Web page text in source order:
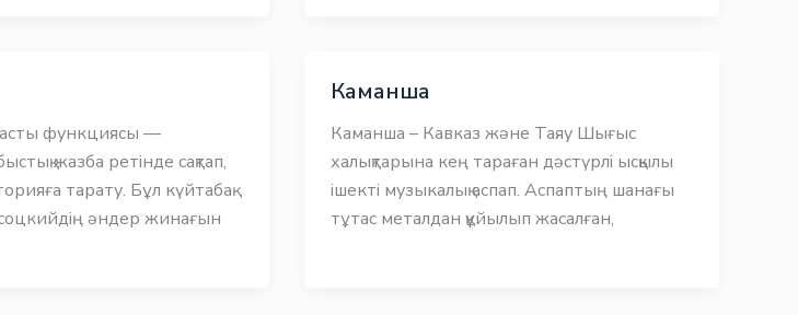
функциясы —
жазба ретінде сақтап,
тарату. Бұл күйтабақ
әндер жинағын
Каманша
Каманша – Кавказ және Таяу Шығыс
халықтарына кең тараған дәстүрлі ысқылы
ішекті музыкалық аспап. Аспаптың шанағы
тұтас металдан құйылып жасалған,